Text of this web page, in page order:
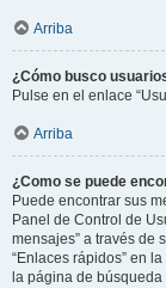
Arriba
¿Cómo busco
Pulse en el enlace
Arriba
¿Como se puede
Puede encontrar sus
Panel de Control de
mensajes” a través de
“Enlaces rápidos” en
la página de